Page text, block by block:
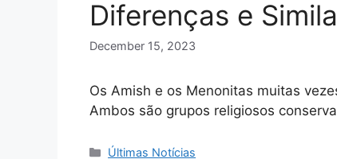
Diferenças e
December 15, 2023
Os Amish e os Menonitas muitas
Ambos são grupos religiosos
Categories
Últimas Notícias